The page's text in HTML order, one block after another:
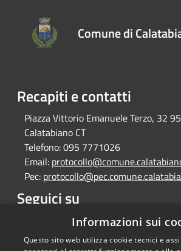
Comune di
Recapiti e contatti
Piazza Vittorio Emanuele Terzo, 32
Calatabiano CT
Telefono:095 7771026
Email:
Pec:
Seguici su
FacebookInformazioni sui
Questo sito web utilizza cookie tecnici e